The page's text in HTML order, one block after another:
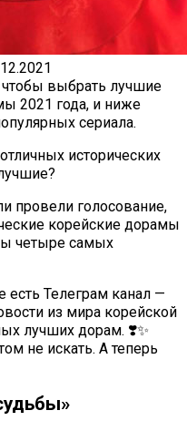
выбрать лучшие
2021 года, и ниже
сериала.
исторических
провели голосование,
корейские дорамы
четыре самых
Телеграм канал —
из мира корейской
лучших дорам. ❣️✨
не искать. А теперь